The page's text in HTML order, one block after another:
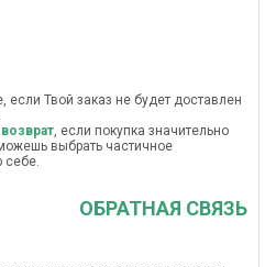
если Твой заказ не будет доставлен
, если покупка значительно
выбрать частичное
себе.
ОБРАТНАЯ СВЯЗЬ